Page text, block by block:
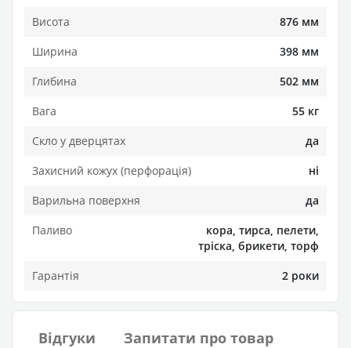
Висота
876 мм
Ширина
398 мм
Глибина
502 мм
Вага
55 кг
Скло у дверцятах
да
Захисний кожух (перфорація)
ні
Варильна поверхня
да
Паливо
кора, тирса, пелети,
тріска, брикети, торф
Гарантія
2 роки
Відгуки Запитати про товар